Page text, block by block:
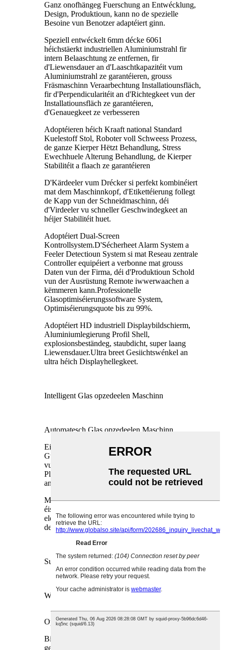
Ganz onofhängeg Fuerschung an Entwécklung,
Design, Produktioun, kann no de spezielle
Besoine vun Benotzer adaptéiert ginn.
Speziell entwéckelt 6mm décke 6061
héichstäerkt industriellen Aluminiumstrahl fir
intern Belaaschtung ze entfernen, fir
d'Liewensdauer an d'Laaschtkapazitéit vum
Aluminiumstrahl ze garantéieren, grouss
Fräsmaschinn Veraarbechtung Installatiounsfläch,
fir d'Perpendicularitéit an d'Richtegkeet vun der
Installatiounsfläch ze garantéieren,
d'Genauegkeet ze verbesseren
Adoptéieren héich Kraaft national Standard
Kuelestoff Stol, Roboter voll Schweess Prozess,
de ganze Kierper Hëtzt Behandlung, Stress
Ewechhuele Alterung Behandlung, de Kierper
Stabilitéit a flaach ze garantéieren
D'Kärdeeler vum Drécker si perfekt kombinéiert
mat dem Maschinnkopf, d'Etikettéierung follegt
de Kapp vun der Schneidmaschinn, déi
d'Virdeeler vu schneller Geschwindegkeet an
héijer Stabilitéit huet.
Adoptéiert Dual-Screen
Kontrollsystem.D'Sécherheet Alarm System a
Feeler Detectioun System si mat Reseau zentrale
Controller equipéiert a verbonne mat grouss
Daten vun der Firma, déi d'Produktioun Schold
vun der Ausrüstung Remote iwwerwaachen a
këmmeren kann.Professionelle
Glasoptimiséierungssoftware System,
Optimiséierungsquote bis zu 99%.
Adoptéiert HD industriell Displaybildschierm,
Aluminiumlegierung Profil Shell,
explosionsbeständeg, staubdicht, super laang
Liewensdauer.Ultra breet Gesiichtswénkel an
ultra héich Displayhellegkeet.
Intelligent Glas opzedeelen Maschinn
Automatesch Glas opzedeelen Maschinn
Eis Firma mat Shanghai Weihong, Shenzhen
Gugao gemeinsame Fuerschung an Entwécklung
vun opzedeelen System, mat klenge Buedem
Plaz, laang Service Liewen, stabil Leeschtung an
aner Virdeeler, Optimisatioun Taux bis zu 99%.
Mark elektresch Komponenten: adoptéieren
éischt-Linn Mark elektresch Komponenten,
elektresch Linnen séier Plug Design, praktesch
der alternd Circuit séier ze schounen
Super roueg Drag Kette
Waasserdicht Dësch
Optimisatiounsarrangement-Käschte spueren
Bibliothéik mat verschiddene gemeinsame
geformte Konturen - bequem a séier